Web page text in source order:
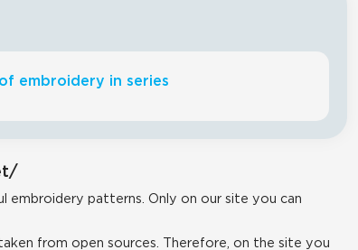
embroidery in series
embroidery patterns. Only on our site you can
from open sources. Therefore, on the site you